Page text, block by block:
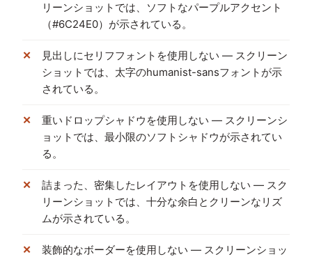
リーンショットでは、ソフトなパープルアクセント
（#6C24E0）が示されている。
見出しにセリフフォントを使用しない — スクリーン
ショットでは、太字のhumanist-sansフォントが示
されている。
重いドロップシャドウを使用しない — スクリーンシ
ョットでは、最小限のソフトシャドウが示されてい
る。
詰まった、密集したレイアウトを使用しない — スク
リーンショットでは、十分な余白とクリーンなリズ
ムが示されている。
装飾的なボーダーを使用しない — スクリーンショッ